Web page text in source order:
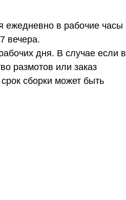
ежедневно в рабочие часы
вечера.
дня. В случае если в
размотов или заказ
сборки может быть